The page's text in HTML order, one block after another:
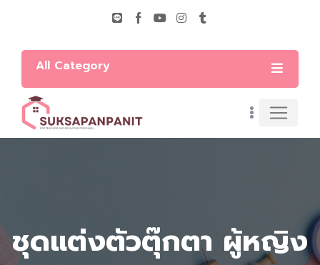
All Category
ชุดแต่งตัวตุ๊กตา ผู้หญิง